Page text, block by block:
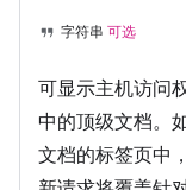
字符串 可选
可显示主机访问
中的顶级文档。
文档的标签页中